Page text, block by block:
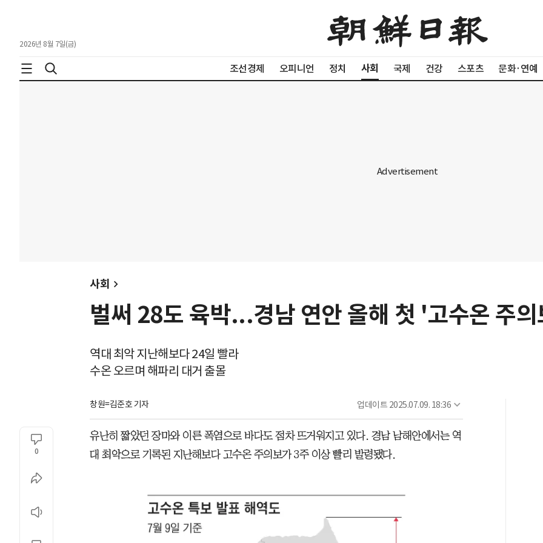
2026년 8월 7일(금)
조선경제 오피니언 정치 사회 국제 건강 스포츠 문화·연예
사회
벌써 28도 육박...경남 연안 올해 첫 '고수온 주
역대 최악 지난해보다 24일 빨라
수온 오르며 해파리 대거 출몰
창원=김준호 기자 업데이트 2025.07.09. 18:36
0
유난히 짧았던 장마와 이른 폭염으로 바다도 점차 뜨거워지고 있다. 경남 남해안에서는 역
대 최악으로 기록된 지난해보다 고수온 주의보가 3주 이상 빨리 발령됐다.